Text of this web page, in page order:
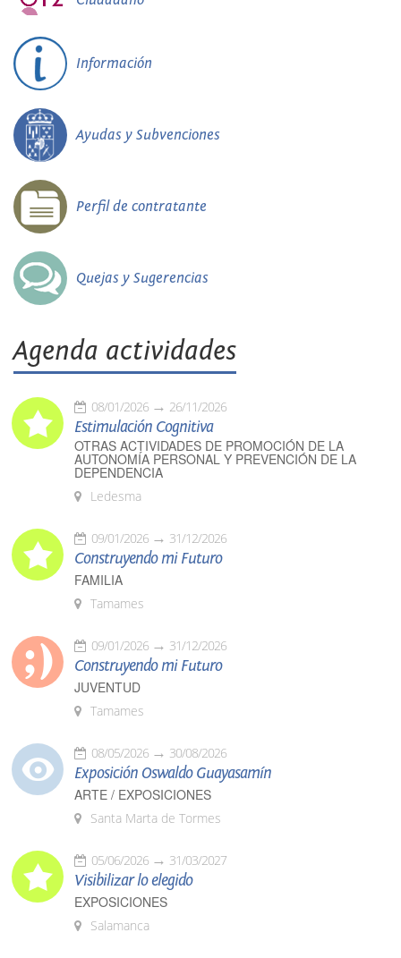
Información
Ayudas y Subvenciones
Perfil de contratante
Quejas y Sugerencias
Agenda actividades
08/01/2026 26/11/2026
Estimulación Cognitiva
OTRAS ACTIVIDADES DE PROMOCIÓN DE LA
AUTONOMÍA PERSONAL Y PREVENCIÓN DE LA
DEPENDENCIA
Ledesma
09/01/2026 31/12/2026
Construyendo mi Futuro
FAMILIA
Tamames
09/01/2026 31/12/2026
Construyendo mi Futuro
JUVENTUD
Tamames
08/05/2026 30/08/2026
Exposición Oswaldo Guayasamín
ARTE / EXPOSICIONES
Santa Marta de Tormes
05/06/2026 31/03/2027
Visibilizar lo elegido
EXPOSICIONES
Salamanca